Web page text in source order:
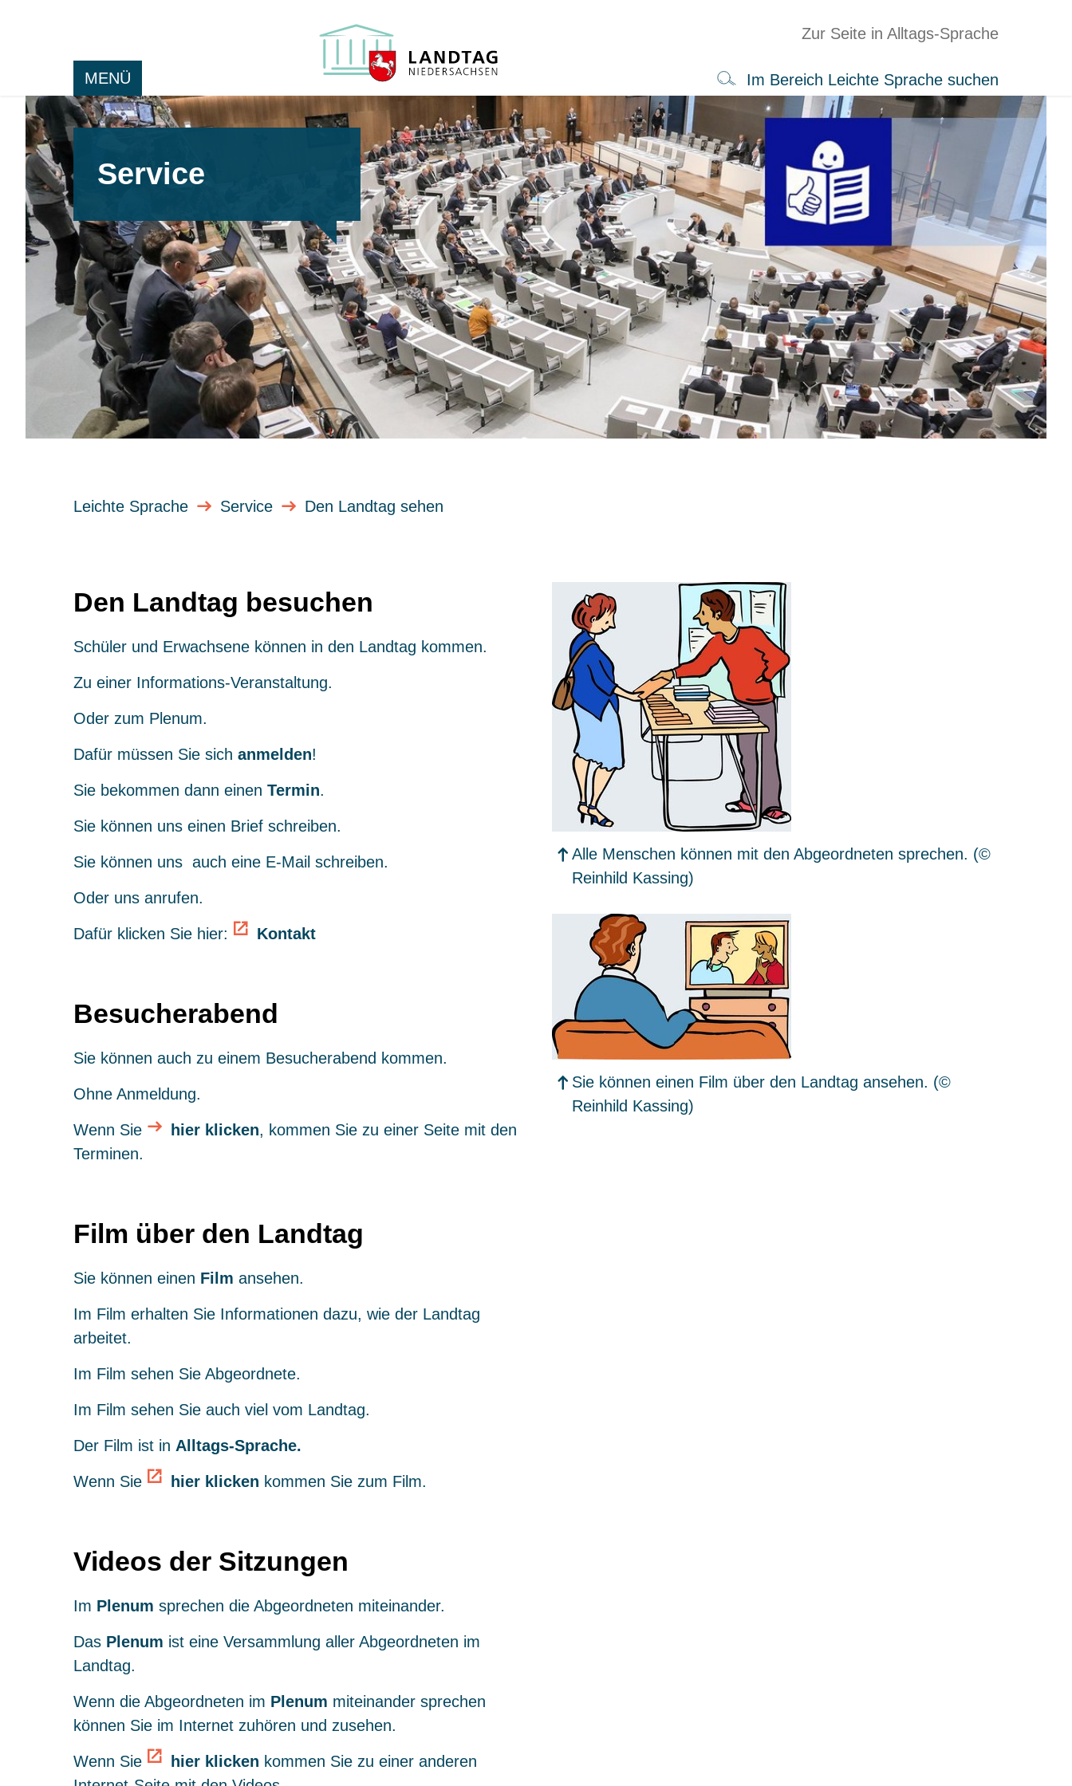
MENÜ
Zur Seite in Alltags-Sprache
Im Bereich Leichte Sprache suchen
Service
Leichte Sprache Service Den Landtag sehen
Den Landtag besuchen
Schüler und Erwachsene können in den Landtag kommen.
Zu einer Informations-Veranstaltung.
Oder zum Plenum.
Dafür müssen Sie sich anmelden!
Sie bekommen dann einen Termin.
Sie können uns einen Brief schreiben.
Sie können uns auch eine E-Mail schreiben.
Oder uns anrufen.
Dafür klicken Sie hier: Kontakt
Besucherabend
Sie können auch zu einem Besucherabend kommen.
Ohne Anmeldung.
Wenn Sie hier klicken, kommen Sie zu einer Seite mit den
Terminen.
Film über den Landtag
Sie können einen Film ansehen.
Im Film erhalten Sie Informationen dazu, wie der Landtag
arbeitet.
Im Film sehen Sie Abgeordnete.
Im Film sehen Sie auch viel vom Landtag.
Der Film ist in Alltags-Sprache.
Wenn Sie hier klicken kommen Sie zum Film.
Videos der Sitzungen
Im Plenum sprechen die Abgeordneten miteinander.
Das Plenum ist eine Versammlung aller Abgeordneten im
Landtag.
Wenn die Abgeordneten im Plenum miteinander sprechen
können Sie im Internet zuhören und zusehen.
Wenn Sie hier klicken kommen Sie zu einer anderen
Alle Menschen können mit den Abgeordneten sprechen. (©
Reinhild Kassing)
Sie können einen Film über den Landtag ansehen. (©
Reinhild Kassing)